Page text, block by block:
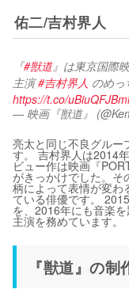
佑二/吉村界人
『#獣道』は東京国際
主演 #吉村界人 のめっ
https://t.co/uBiuQFJBml
— 映画『獣道』
亮太と同じ不良グルー
す。 吉村界人は2014
ビュー作は映画『
がきっかけでした。そ
柄によって表情が変わ
ている俳優です。
を、2016年にも音楽
主演を務めています。
『獣道』の